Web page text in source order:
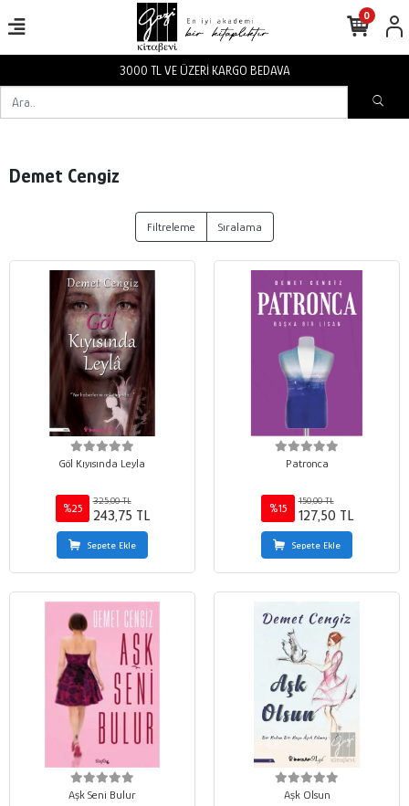
3000 TL VE ÜZERİ KARGO BEDAVA
0
Demet Cengiz
Filtreleme Sıralama
Göl Kıyısında Leyla
%25
325,00 TL
243,75 TL
Sepete Ekle
Patronca
%15
150,00 TL
127,50 TL
Sepete Ekle
Aşk Seni Bulur Aşk Olsun